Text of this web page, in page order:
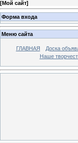
[Мой сайт]
Форма входа
Меню сайта
ГЛАВНАЯ Доска
Наше